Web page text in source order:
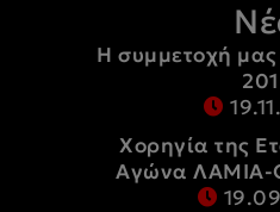
Η συμμετοχή
Χορηγία της
Αγώνα